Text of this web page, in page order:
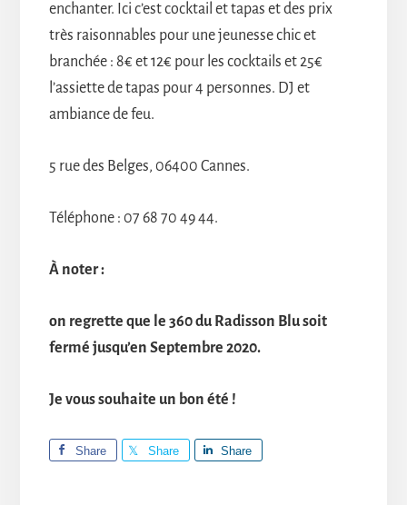
enchanter. Ici c’est cocktail et tapas et des prix
très raisonnables pour une jeunesse chic et
branchée : 8€ et 12€ pour les cocktails et 25€
l’assiette de tapas pour 4 personnes. DJ et
ambiance de feu.
5 rue des Belges, 06400 Cannes.
Téléphone : 07 68 70 49 44.
À noter :
on regrette que le 360 du Radisson Blu soit
fermé jusqu’en Septembre 2020.
Je vous souhaite un bon été !
Share Share Share